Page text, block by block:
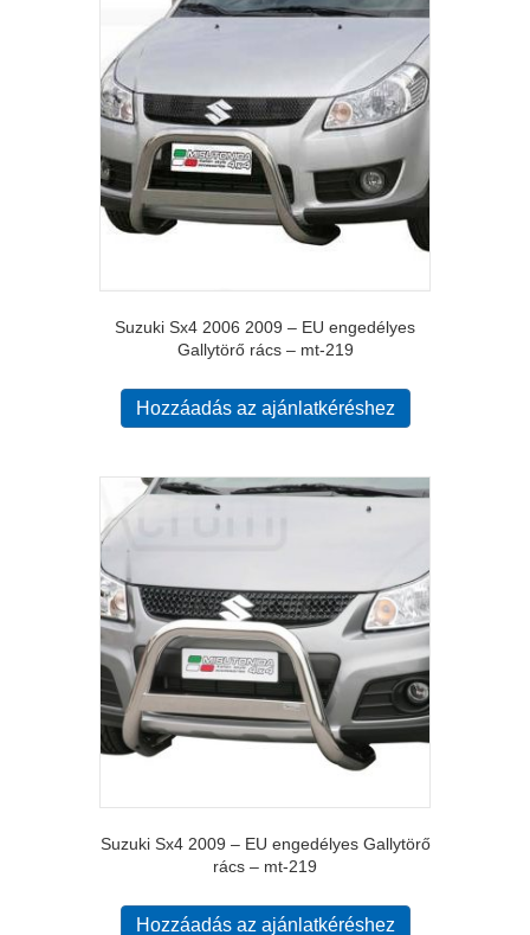
Suzuki Sx4 2006 2009 – EU engedélyes
Gallytörő rács – mt-219
Hozzáadás az ajánlatkéréshez
Suzuki Sx4 2009 – EU engedélyes Gallytörő
rács – mt-219
Hozzáadás az ajánlatkéréshez